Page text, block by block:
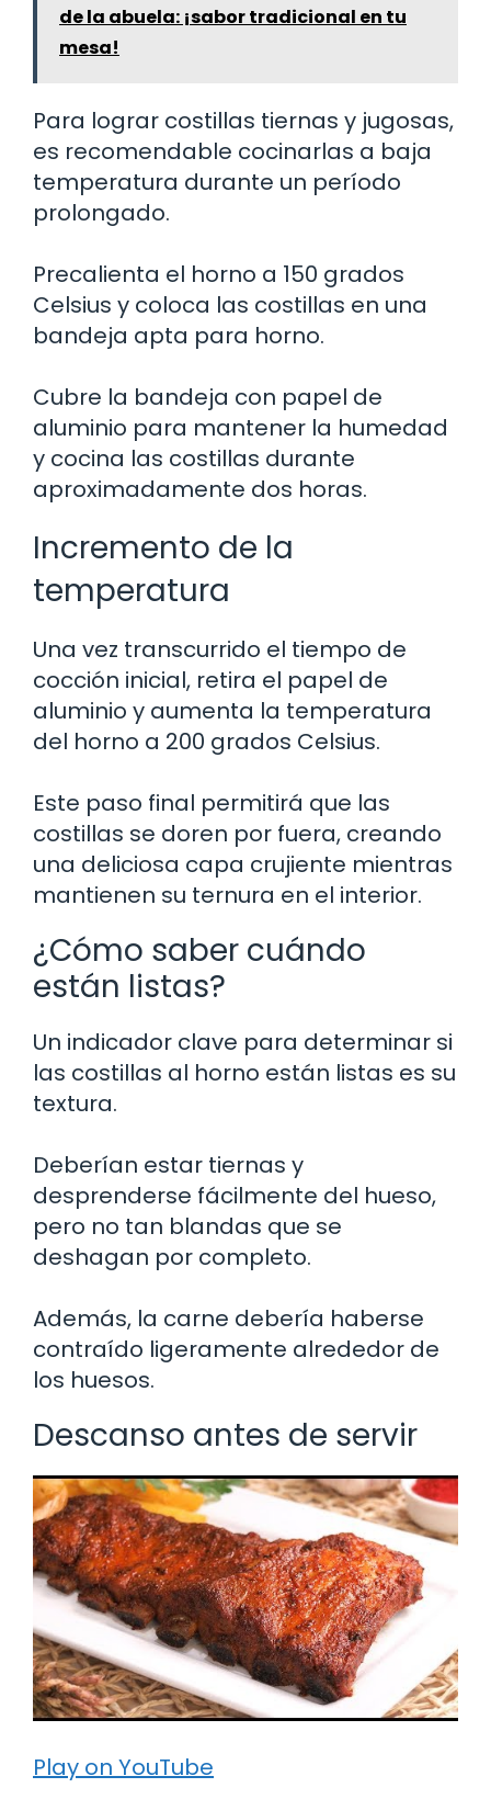
de la abuela: ¡sabor tradicional en tu
mesa!
Para lograr costillas tiernas y jugosas,
es recomendable cocinarlas a baja
temperatura durante un período
prolongado.
Precalienta el horno a 150 grados
Celsius y coloca las costillas en una
bandeja apta para horno.
Cubre la bandeja con papel de
aluminio para mantener la humedad
y cocina las costillas durante
aproximadamente dos horas.
Incremento de la
temperatura
Una vez transcurrido el tiempo de
cocción inicial, retira el papel de
aluminio y aumenta la temperatura
del horno a 200 grados Celsius.
Este paso final permitirá que las
costillas se doren por fuera, creando
una deliciosa capa crujiente mientras
mantienen su ternura en el interior.
¿Cómo saber cuándo
están listas?
Un indicador clave para determinar si
las costillas al horno están listas es su
textura.
Deberían estar tiernas y
desprenderse fácilmente del hueso,
pero no tan blandas que se
deshagan por completo.
Además, la carne debería haberse
contraído ligeramente alrededor de
los huesos.
Descanso antes de servir
Play on YouTube